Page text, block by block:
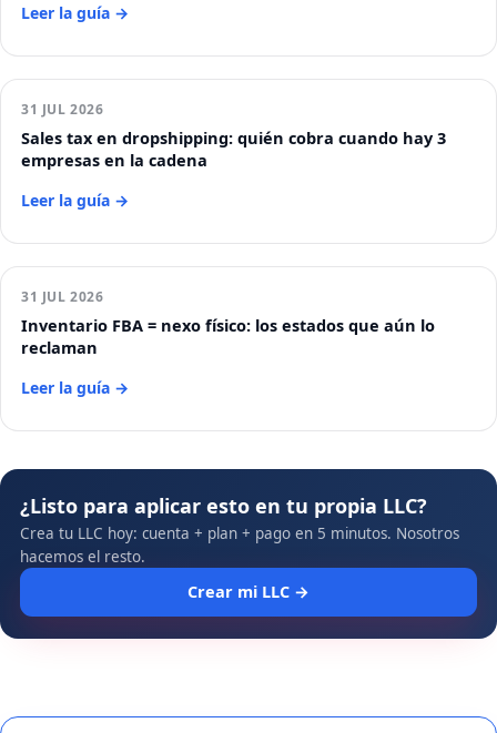
Leer la guía →
31 JUL 2026
Sales tax en dropshipping: quién cobra cuando hay 3
empresas en la cadena
Leer la guía →
31 JUL 2026
Inventario FBA = nexo físico: los estados que aún lo
reclaman
Leer la guía →
¿Listo para aplicar esto en tu propia LLC?
Crea tu LLC hoy: cuenta + plan + pago en 5 minutos. Nosotros
hacemos el resto.
Crear mi LLC →